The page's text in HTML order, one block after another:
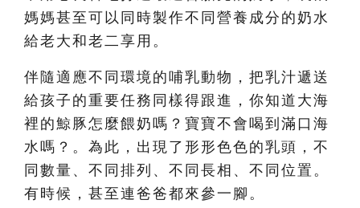
媽媽甚至可以同時製作不同營養成分的奶水
給老大和老二享用。
伴隨適應不同環境的哺乳動物，把乳汁遞送
給孩子的重要任務同樣得跟進，你知道大海
裡的鯨豚怎麼餵奶嗎？寶寶不會喝到滿口海
水嗎？。為此，出現了形形色色的乳頭，不
同數量、不同排列、不同長相、不同位置。
有時候，甚至連爸爸都來參一腳。